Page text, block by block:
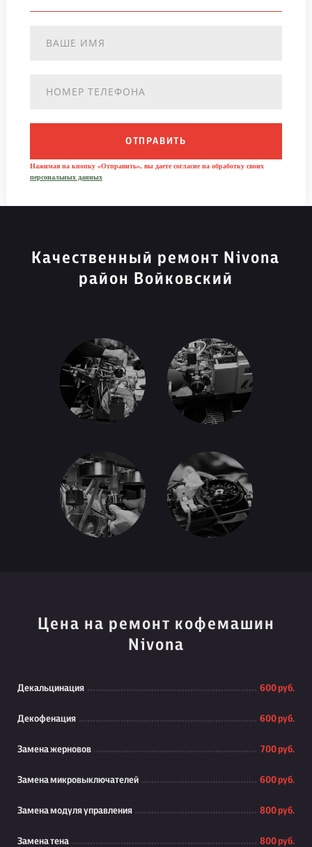
ОТПРАВИТЬ
Нажимая на кнопку «Отправить», вы даете согласие на обработку своих
персональных данных
Качественный ремонт Nivona
район Войковский
Цена на ремонт кофемашин
Nivona
Декальцинация 600 руб.
Декофенация 600 руб.
Замена жерновов 700 руб.
Замена микровыключателей 600 руб.
Замена модуля управления 800 руб.
Замена тена 800 руб.